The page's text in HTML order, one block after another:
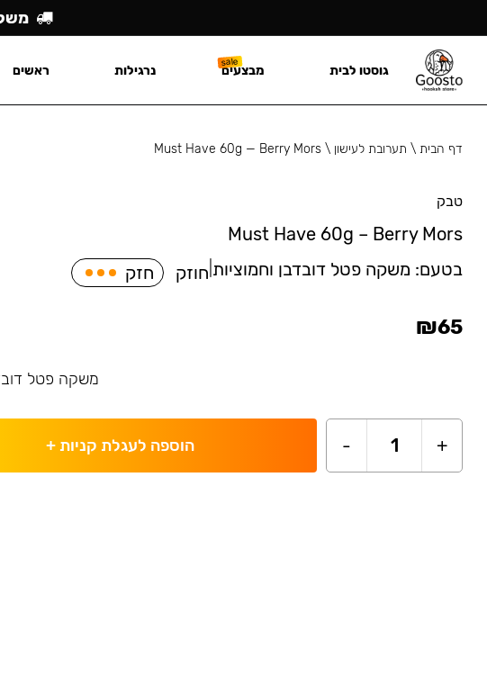
דף הבית\ תערובת לעישון \
Must Have 60g — Berry Mors
טבק
Must Have 60g – Berry Mors
בטעם: משקה פטל דובדבן וחמוציות חוזק חזק
₪65
משקה פטל
+
1
- הוספה לעגלת קניות+
גוסטו לבית מבצעים נרגילות ראשים